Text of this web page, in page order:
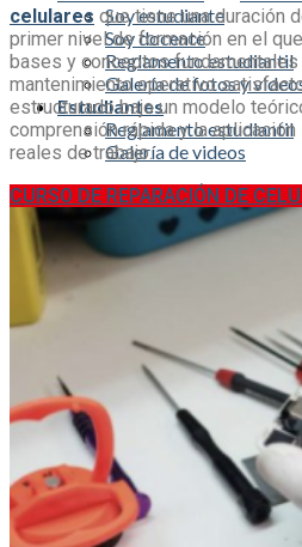
Soy estudiante
Soy docente
Reglamento estudiantil
Galería de fotos y
Estudiantes
Reglamento estudiantil
Galería de videos
0
Carrito
No hay productos en el carrito.
celulares que tiene una duración
primer nivel de formación en el
bases y conceptos fundamentales
mantenimiento operativo
estructurado bajo un modelo
comprensión rápida y la
reales de trabajo.
CURSO DE REPARACIÓN DE